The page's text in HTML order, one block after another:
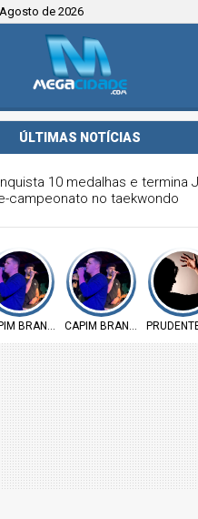
de 2026
ÚLTIMAS NOTÍCIAS
são destaque no ForróCap
Branco
BRANCO CAPIM BRANCO